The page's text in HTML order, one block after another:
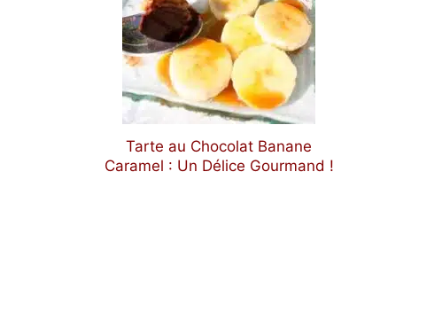
Tarte au Chocolat Banane
Caramel : Un Délice Gourmand !